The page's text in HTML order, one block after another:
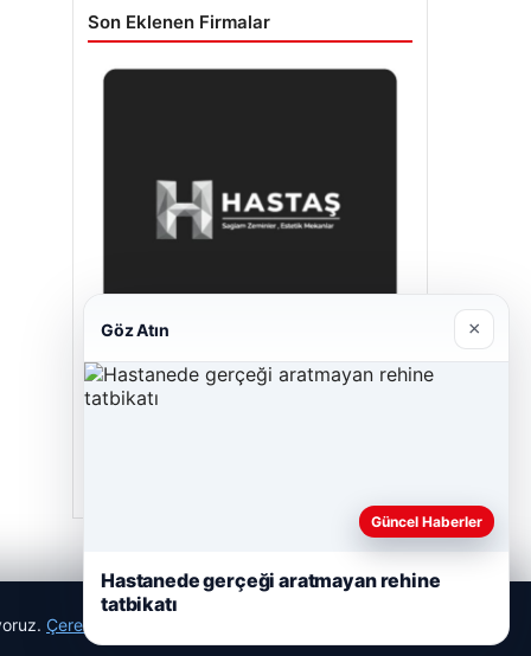
Son Eklenen Firmalar
Hastaş Beton
Çerez Politikamız
Göz Atın ×
Güncel Haberler
Hastanede gerçeği aratmayan rehine
tatbikatı